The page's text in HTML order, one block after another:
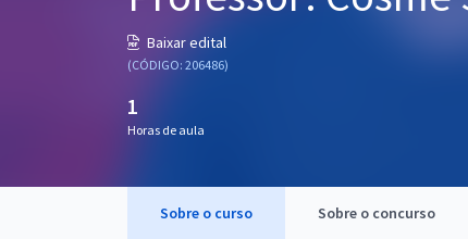
Conteúdo gratuito
Baixar edital
(CÓDIGO: 206486)
1
Horas de aula
Sobre o curso Sobre o concurso